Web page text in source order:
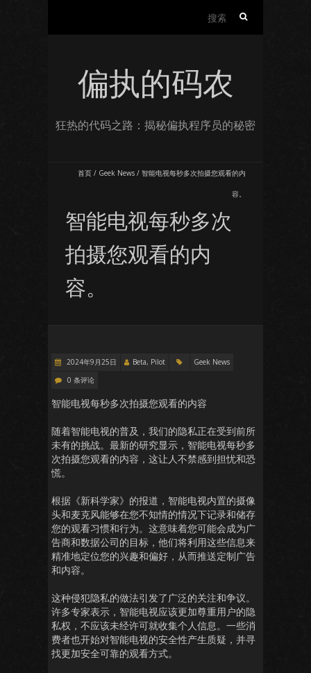
偏执的码农
狂热的代码之路：揭秘偏执程序员的秘密
首页 / Geek News / 智能电视每秒多次拍摄您观看的内
容。
智能电视每秒多次
拍摄您观看的内
容。
2024年9月25日 Beta, Pilot
Geek News
0 条评论
智能电视每秒多次拍摄您观看的内容
随着智能电视的普及，我们的隐私正在受到前所
未有的挑战。最新的研究显示，智能电视每秒多
次拍摄您观看的内容，这让人不禁感到担忧和恐
慌。
根据《新科学家》的报道，智能电视内置的摄像
头和麦克风能够在您不知情的情况下记录和储存
您的观看习惯和行为。这意味着您可能会成为广
告商和数据公司的目标，他们将利用这些信息来
精准地定位您的兴趣和偏好，从而推送定制广告
和内容。
这种侵犯隐私的做法引发了广泛的关注和争议。
许多专家表示，智能电视应该更加尊重用户的隐
私权，不应该未经许可就收集个人信息。一些消
费者也开始对智能电视的安全性产生质疑，并寻
找更加安全可靠的观看方式。